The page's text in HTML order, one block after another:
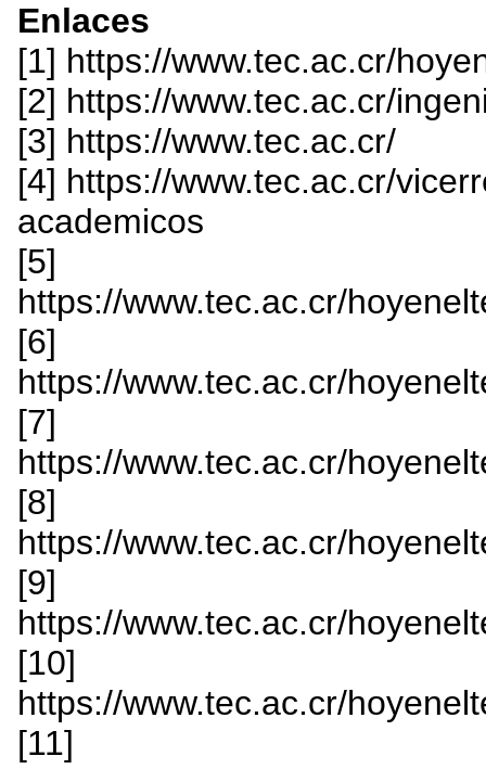
Enlaces
[1] https://www.tec.ac.cr/
[2] https://www.tec.ac.cr/
[3] https://www.tec.ac.cr/
[4] https://www.tec.ac.cr/
academicos
[5]
https://www.tec.ac.cr/
[6]
https://www.tec.ac.cr/
[7]
https://www.tec.ac.cr/
[8]
https://www.tec.ac.cr/
[9]
https://www.tec.ac.cr/
[10]
https://www.tec.ac.cr/
[11]